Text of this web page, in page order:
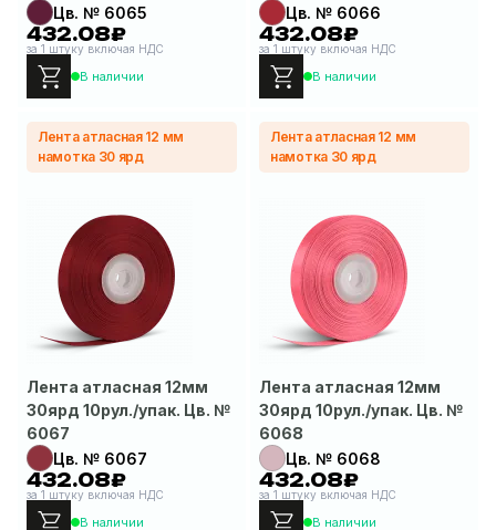
Цв. № 6065
432.08₽
за 1 штуку включая НДС
В наличии
Цв. № 6066
432.08₽
за 1 штуку включая НДС
В наличии
Лента атласная 12 мм
намотка 30 ярд
Лента атласная 12мм
30ярд 10рул./упак. Цв. №
6067
Цв. № 6067
432.08₽
за 1 штуку включая НДС
В наличии
Лента атласная 12 мм
намотка 30 ярд
Лента атласная 12мм
30ярд 10рул./упак. Цв. №
6068
Цв. № 6068
432.08₽
за 1 штуку включая НДС
В наличии